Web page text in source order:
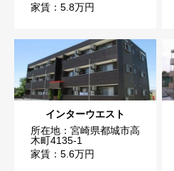
家賃：5.8万円
インターウエスト
所在地：宮崎県都城市高
木町4135-1
家賃：5.6万円